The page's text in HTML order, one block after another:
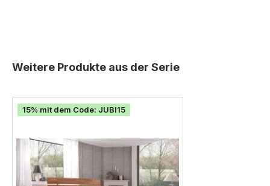
Produktgalerie überspringen
Weitere Produkte aus der Serie
15% mit dem Code: JUBI15